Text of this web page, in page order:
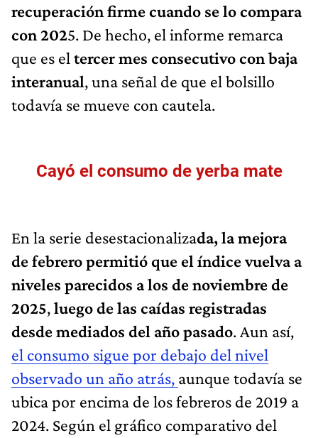
recuperación firme cuando se lo compara
con 2025. De hecho, el informe remarca
que es el tercer mes consecutivo con baja
interanual, una señal de que el bolsillo
todavía se mueve con cautela.
Cayó el consumo de yerba mate
En la serie desestacionalizada, la mejora
de febrero permitió que el índice vuelva a
niveles parecidos a los denoviembre de
2025,luego de las caídas registradas
desde mediados del año pasado. Aun así,
el consumo sigue por debajo del nivel
observado un año atrás, aunque todavía se
ubica por encima de los febreros de 2019 a
2024. Según el gráfico comparativo del